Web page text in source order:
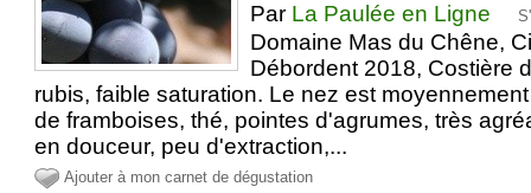
Par La Paulée en Ligne
Domaine Mas du Chêne,
Débordent 2018, Costière
rubis, faible saturation. Le nez est
de framboises, thé, pointes d'agrumes, très
en douceur, peu d'extraction,...
Ajouter à mon carnet de dégustation